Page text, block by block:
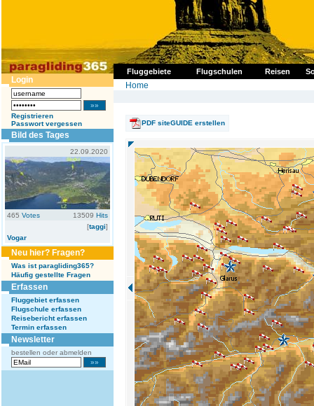
Fluggebiete Flugschulen Reisen
Login
Registrieren
Passwort vergessen
Bild des Tages
22.09.2020
465 Votes 13509 Hits
[taggi]
Vogar
Neu hier? Fragen?
Was ist paragliding365?
Häufig gestellte Fragen
Erfassen
Fluggebiet erfassen
Flugschule erfassen
Reisebericht erfassen
Termin erfassen
Newsletter
bestellen oder abmelden
Home
PDF siteGUIDE erstellen